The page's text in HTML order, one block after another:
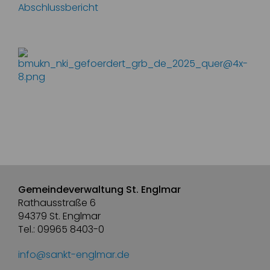
Abschlussbericht
Gemeindeverwaltung St. Englmar
Rathausstraße 6
94379 St. Englmar
Tel.: 09965 8403-0
info@sankt-englmar.de